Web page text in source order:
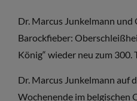
Dr. Marcus Junkelmann
Barockfieber:
König“ wieder neu zum 300.
Dr. Marcus Junkelmann auf
Wochenende im belgischen